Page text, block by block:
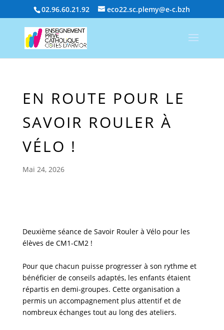
02.96.60.21.92 eco22.sc.plemy@e-c.bzh
EN ROUTE POUR LE
SAVOIR ROULER À
VÉLO !
Mai 24, 2026
Deuxième séance de Savoir Rouler à Vélo pour les
élèves de CM1-CM2 !
Pour que chacun puisse progresser à son rythme et
bénéficier de conseils adaptés, les enfants étaient
répartis en demi-groupes. Cette organisation a
permis un accompagnement plus attentif et de
nombreux échanges tout au long des ateliers.